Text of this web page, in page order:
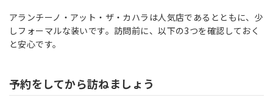
アランチーノ・アット・ザ・カハラは人気店であるとともに、少
しフォーマルな装いです。訪問前に、以下の3つを確認しておく
と安心です。
予約をしてから訪ねましょう